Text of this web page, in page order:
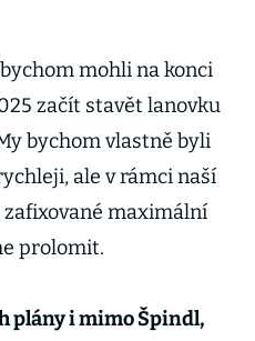
mohli na konci
začít stavět lanovku
bychom vlastně byli
ale v rámci naší
maximální
prolomit.
plány i mimo Špindl,